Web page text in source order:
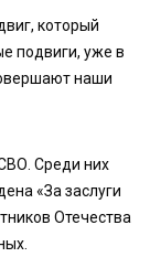
который
подвиги, уже в
наши
Среди них
«За заслуги
Отечества